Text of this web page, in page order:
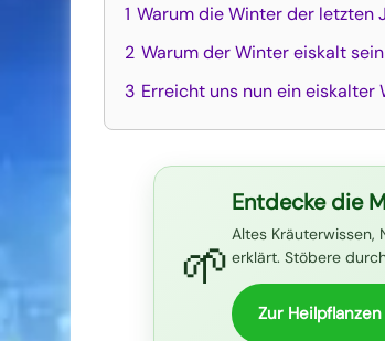
1 Warum die Winter der letzten
2 Warum der Winter eiskalt
3 Erreicht uns nun ein eiskalter
🌱
Entdecke die
Altes Kräuterwissen,
erklärt. Stöbere
Zur